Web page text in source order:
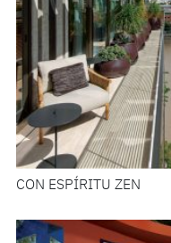
CON ESPÍRITU ZEN